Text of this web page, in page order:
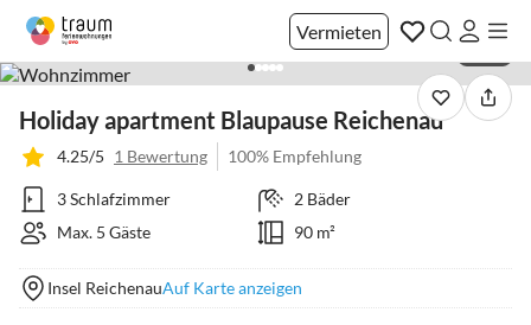
Vermieten
Holiday apartment Blaupause Reichenau
4.25/5 1 Bewertung 100% Empfehlung
3 Schlafzimmer
2 Bäder
Max. 5 Gäste
90 m²
Insel ReichenauAuf Karte anzeigen